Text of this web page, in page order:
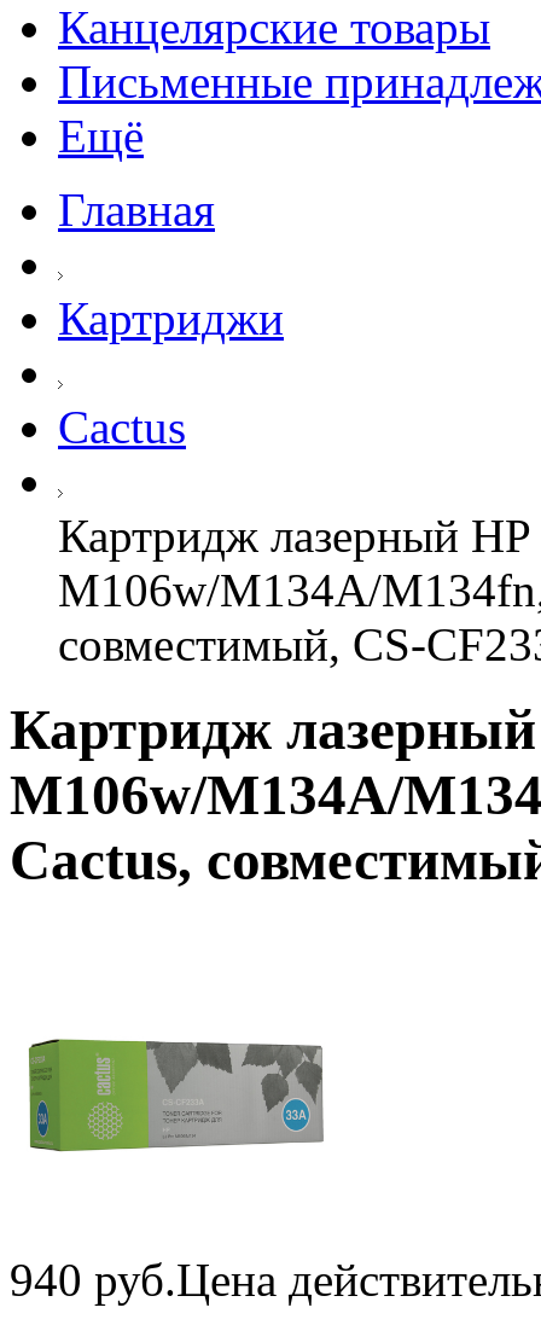
Канцелярские товары
Письменные
Ещё
Главная
Картриджи
Cactus
Картридж лазерный
M106w/M134A/M134fn,
совместимый, CS-
Картридж
M106w/M134A/
Cactus,
940 руб.Цена